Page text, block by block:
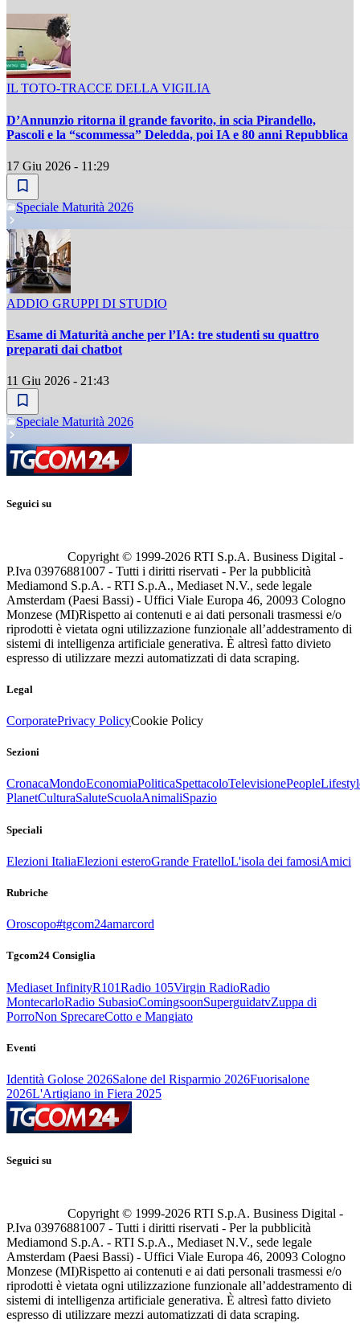
IL TOTO-TRACCE DELLA VIGILIA
D’Annunzio ritorna il grande favorito, in scia Pirandello,
Pascoli e la “scommessa” Deledda, poi IA e 80 anni Repubblica
17 Giu 2026 - 11:29
Speciale Maturità 2026
ADDIO GRUPPI DI STUDIO
Esame di Maturità anche per l’IA: tre studenti su quattro
preparati dai chatbot
11 Giu 2026 - 21:43
Speciale Maturità 2026
Seguici su
Copyright © 1999-2026 RTI S.p.A. Business Digital -
P.Iva 03976881007 - Tutti i diritti riservati - Per la pubblicità
Mediamond S.p.A. - RTI S.p.A., Mediaset N.V., sede legale
Amsterdam (Paesi Bassi) - Uffici Viale Europa 46, 20093 Cologno
Monzese (MI)Rispetto ai contenuti e ai dati personali trasmessi e/o
riprodotti è vietata ogni utilizzazione funzionale all’addestramento di
sistemi di intelligenza artificiale generativa. È altresì fatto divieto
espresso di utilizzare mezzi automatizzati di data scraping.
Legal
CorporatePrivacy PolicyCookie Policy
Sezioni
CronacaMondoEconomiaPoliticaSpettacoloTelevisionePeople
PlanetCulturaSaluteScuolaAnimaliSpazio
Speciali
Elezioni ItaliaElezioni esteroGrande FratelloL'isola dei famosiAmici
Rubriche
Oroscopo#tgcom24amarcord
Tgcom24 Consiglia
Mediaset InfinityR101Radio 105Virgin RadioRadio
MontecarloRadio SubasioComingsoonSuperguidatvZuppa di
PorroNon SprecareCotto e Mangiato
Eventi
Identità Golose 2026Salone del Risparmio 2026Fuorisalone
2026L'Artigiano in Fiera 2025
Seguici su
Copyright © 1999-2026 RTI S.p.A. Business Digital -
P.Iva 03976881007 - Tutti i diritti riservati - Per la pubblicità
Mediamond S.p.A. - RTI S.p.A., Mediaset N.V., sede legale
Amsterdam (Paesi Bassi) - Uffici Viale Europa 46, 20093 Cologno
Monzese (MI)Rispetto ai contenuti e ai dati personali trasmessi e/o
riprodotti è vietata ogni utilizzazione funzionale all’addestramento di
sistemi di intelligenza artificiale generativa. È altresì fatto divieto
espresso di utilizzare mezzi automatizzati di data scraping.